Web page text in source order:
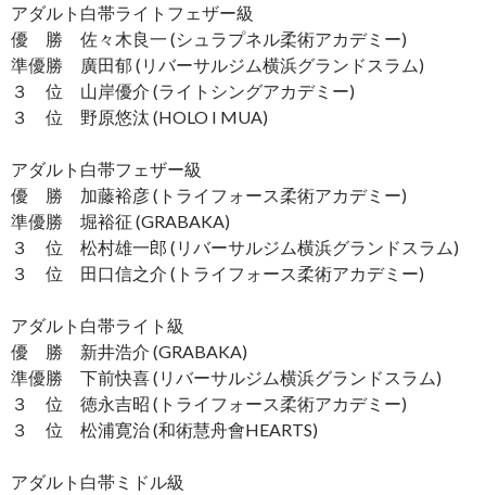
アダルト白帯ライトフェザー級
優 勝 佐々木良一 (シュラプネル柔術アカデミー)
準優勝 廣田郁 (リバーサルジム横浜グランドスラム)
３ 位 山岸優介 (ライトシングアカデミー)
３ 位 野原悠汰 (HOLO I MUA)
アダルト白帯フェザー級
優 勝 加藤裕彦 (トライフォース柔術アカデミー)
準優勝 堀裕征 (GRABAKA)
３ 位 松村雄一郎 (リバーサルジム横浜グランドスラム)
３ 位 田口信之介 (トライフォース柔術アカデミー)
アダルト白帯ライト級
優 勝 新井浩介 (GRABAKA)
準優勝 下前快喜 (リバーサルジム横浜グランドスラム)
３ 位 徳永吉昭 (トライフォース柔術アカデミー)
３ 位 松浦寛治 (和術慧舟會HEARTS)
アダルト白帯ミドル級